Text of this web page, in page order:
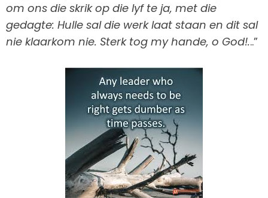
om ons die skrik op die lyf te ja, met die
gedagte: Hulle sal die werk laat staan en dit sal
nie klaarkom nie. Sterk tog my hande, o God!...”